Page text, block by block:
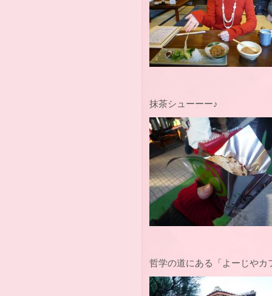
抹茶シューーー♪
哲学の道にある「よーじやカ